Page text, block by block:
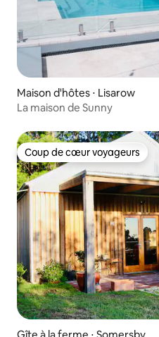
Maison d'hôtes ⋅ Lisarow
La maison de Sunny
Coup de cœur voyageurs
Coup de cœur voyageurs
Gîte à la ferme ⋅ Somersby